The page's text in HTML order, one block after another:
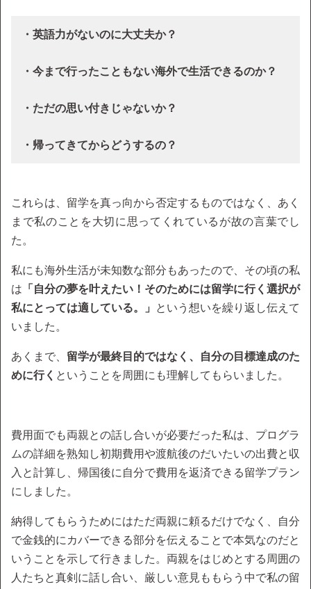
・英語力がないのに大丈夫か？
・今まで行ったこともない海外で生活できるのか？
・ただの思い付きじゃないか？
・帰ってきてからどうするの？
これらは、留学を真っ向から否定するものではなく、あく
まで私のことを大切に思ってくれているが故の言葉でし
た。
私にも海外生活が未知数な部分もあったので、その頃の私
は 「自分の夢を叶えたい！そのためには留学に行く選択が
私にとっては適している。」
という想いを繰り返し伝えて
いました。
あくまで、 留学が最終目的ではなく、自分の目標達成のた
めに行く ということを周囲にも理解してもらいました。
費用面でも両親との話し合いが必要だった私は、プログラ
ムの詳細を熟知し初期費用や渡航後のだいたいの出費と収
入と計算し、帰国後に自分で費用を返済できる留学プラン
にしました。
納得してもらうためにはただ両親に頼るだけでなく、自分
で金銭的にカバーできる部分を伝えることで本気なのだと
いうことを示して行きました。両親をはじめとする周囲の
人たちと真剣に話し合い、厳しい意見ももらう中で私の留